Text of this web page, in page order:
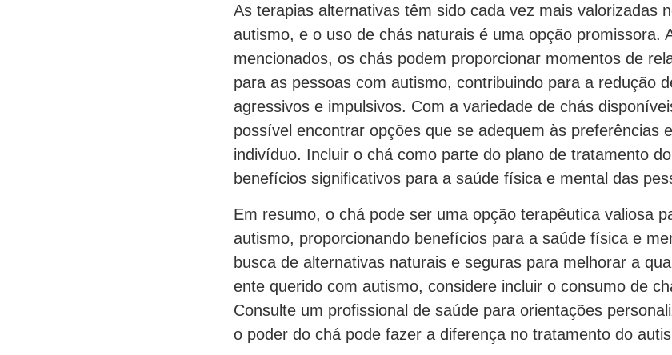
As terapias alternativas têm sido cada vez mais valorizadas
autismo, e o uso de chás naturais é uma opção promissora.
mencionados, os chás podem proporcionar momentos de
para as pessoas com autismo, contribuindo para a redução
agressivos e impulsivos. Com a variedade de chás
possível encontrar opções que se adequem às preferências
indivíduo. Incluir o chá como parte do plano de tratamento
benefícios significativos para a saúde física e mental das
Em resumo, o chá pode ser uma opção terapêutica valiosa
autismo, proporcionando benefícios para a saúde física e
busca de alternativas naturais e seguras para melhorar a
ente querido com autismo, considere incluir o consumo de
Consulte um profissional de saúde para orientações
o poder do chá pode fazer a diferença no tratamento do